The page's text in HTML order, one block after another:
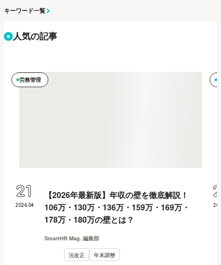
キーワード一覧
人気の記事
労務管理
【2026年最新版】年収の壁を徹底解説！
106万・130万・136万・159万・169万・
178万・180万の壁とは？
SmartHR Mag. 編集部
法改正 年末調整
2026.04
21